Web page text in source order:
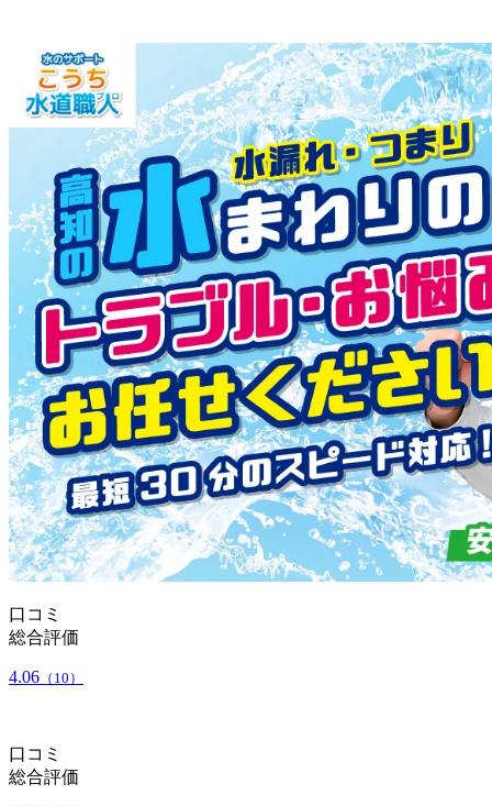
口コミ
総合評価
4.06 （10）
口コミ
総合評価